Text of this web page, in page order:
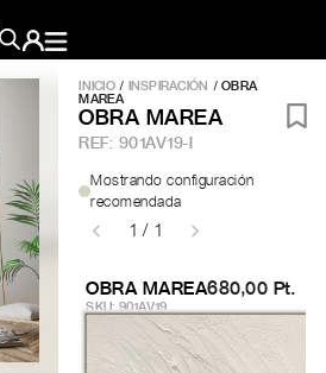
INICIO/ INSPIRACIÓN / OBRA
MAREA
OBRA MAREA
REF: 901AV19-I
Mostrando configuración
recomendada
1 / 1
OBRA MAREA
SKU: 901AV19
680,00 Pt.